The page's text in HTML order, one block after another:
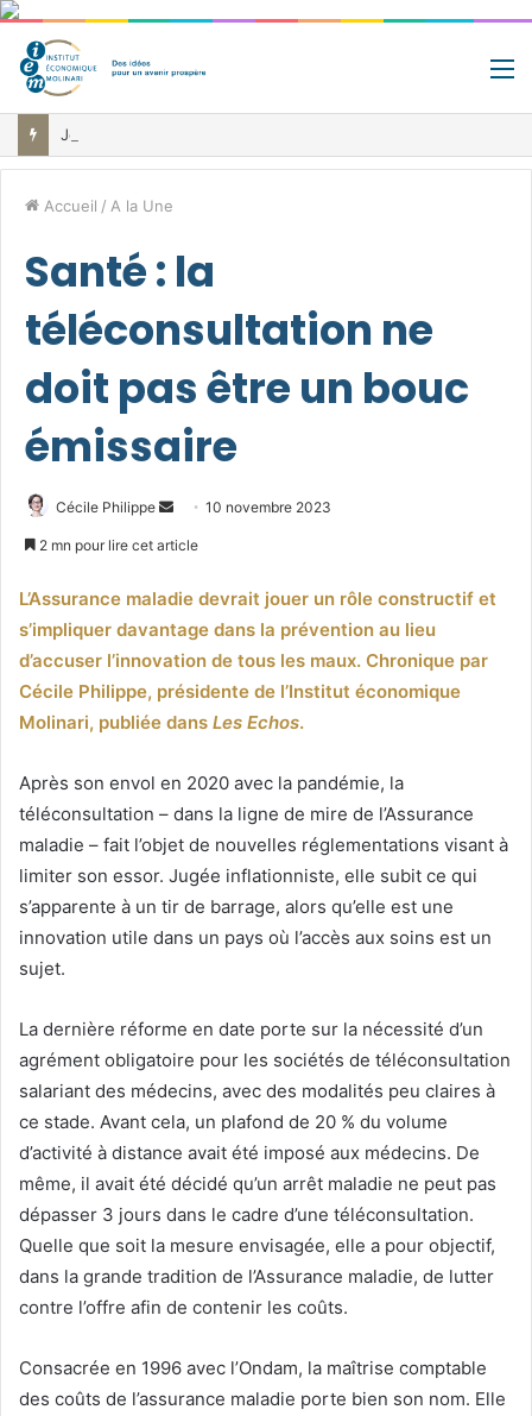
Accueil / A la Une
Santé : la
téléconsultation ne
doit pas être un bouc
émissaire
Cécile Philippe
Envoyer10 novembre 2023
2 mn pour lire cet article
L’Assurance maladie devrait jouer un rôle constructif et
s’impliquer davantage dans la prévention au lieu
d’accuser l’innovation de tous les maux. Chronique par
Cécile Philippe, présidente de l’Institut économique
Molinari, publiée dans Les Echos.
Après son envol en 2020 avec la pandémie, la
téléconsultation – dans la ligne de mire de l’Assurance
maladie – fait l’objet de nouvelles réglementations visant à
limiter son essor. Jugée inflationniste, elle subit ce qui
s’apparente à un tir de barrage, alors qu’elle est une
innovation utile dans un pays où l’accès aux soins est un
sujet.
La dernière réforme en date porte sur la nécessité d’un
agrément obligatoire pour les sociétés de téléconsultation
salariant des médecins, avec des modalités peu claires à
ce stade. Avant cela, un plafond de 20 % du volume
d’activité à distance avait été imposé aux médecins. De
même, il avait été décidé qu’un arrêt maladie ne peut pas
dépasser 3 jours dans le cadre d’une téléconsultation.
Quelle que soit la mesure envisagée, elle a pour objectif,
dans la grande tradition de l’Assurance maladie, de lutter
contre l’offre afin de contenir les coûts.
Consacrée en 1996 avec l’Ondam, la maîtrise comptable
des coûts de l’assurance maladie porte bien son nom. Elle